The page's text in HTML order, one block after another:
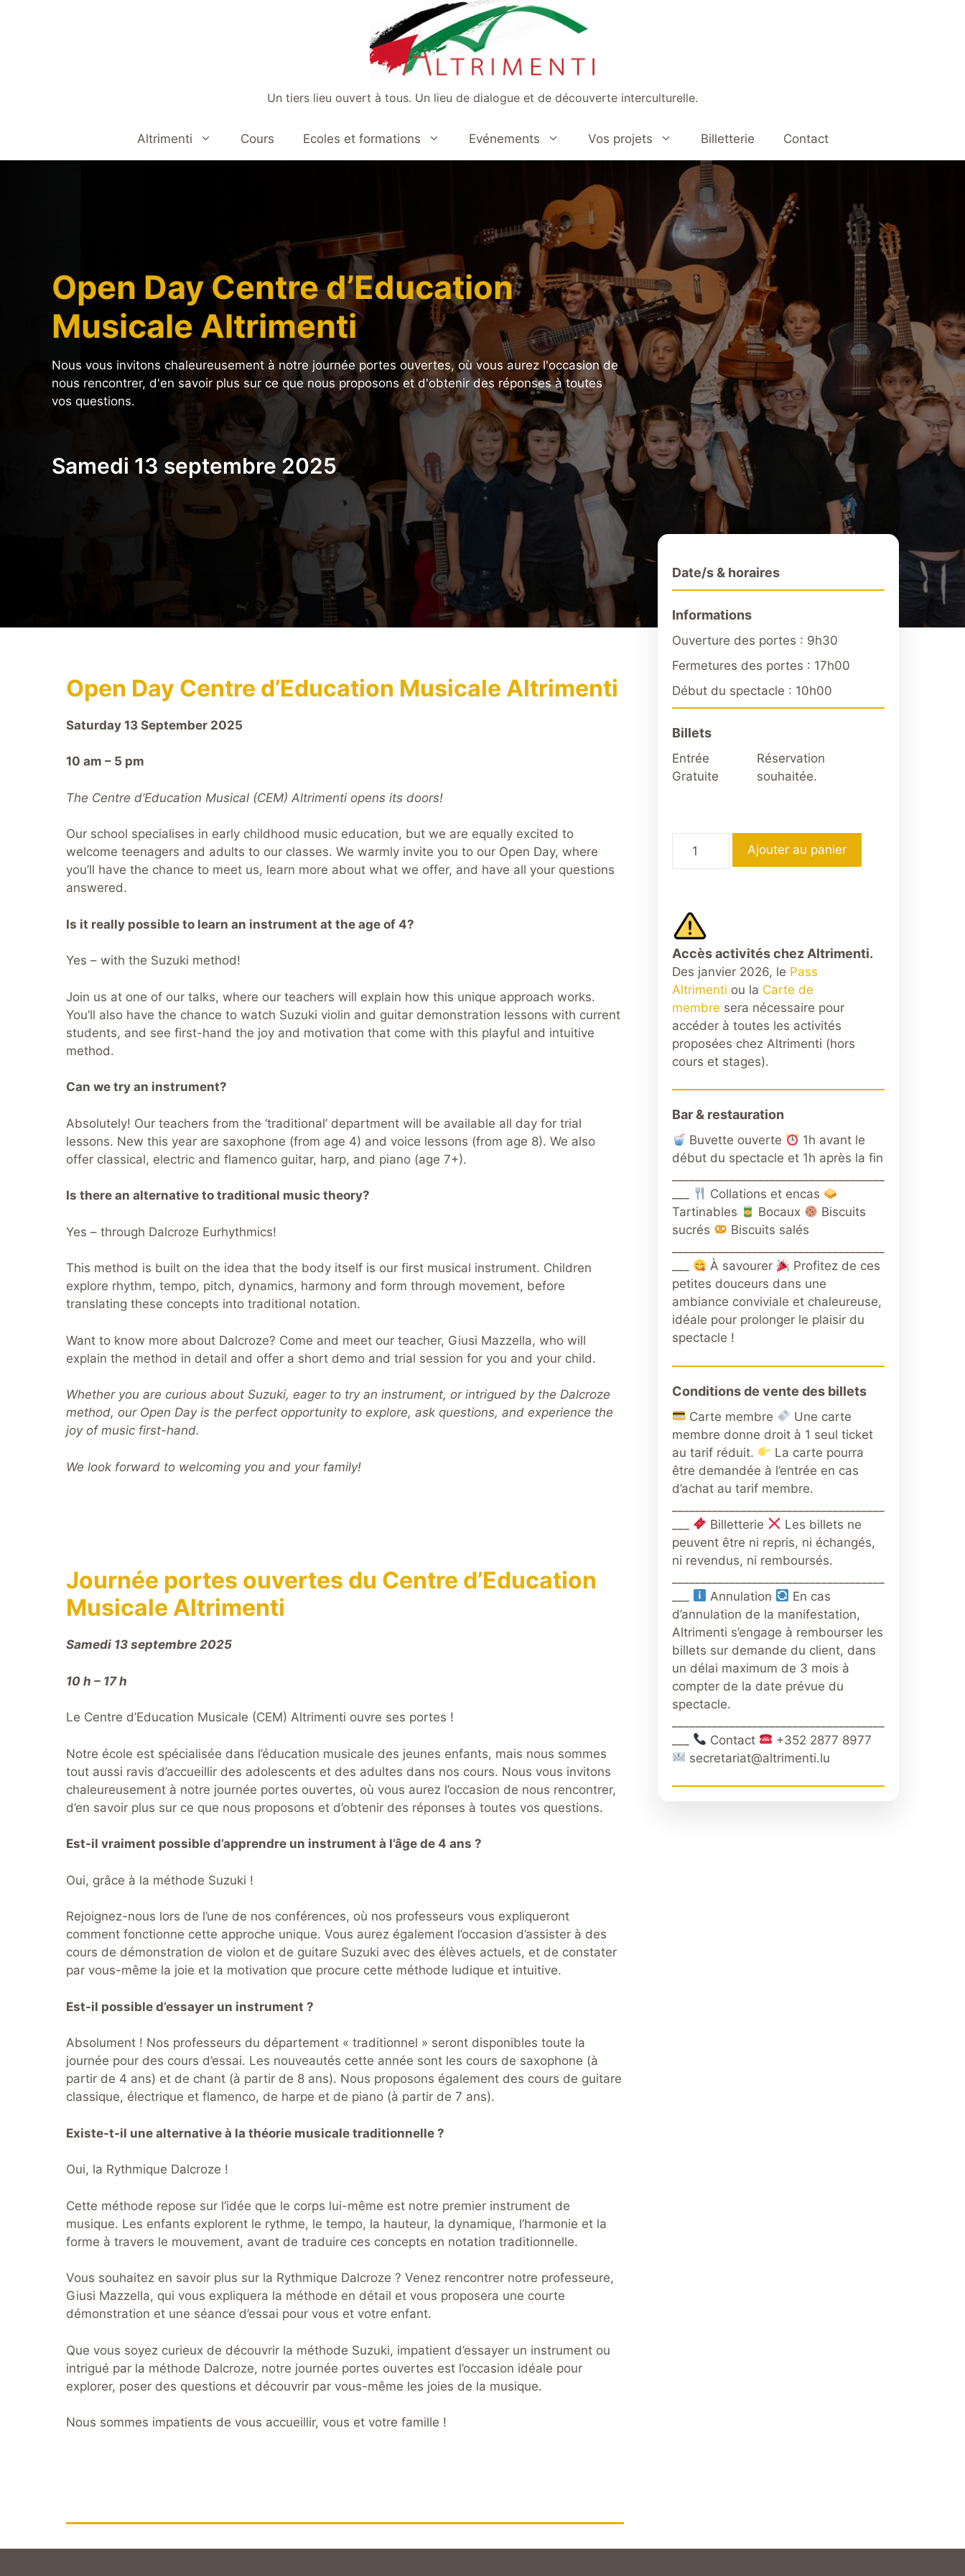
Un tiers lieu ouvert à tous. Un lieu de dialogue et de découverte interculturelle.
Altrimenti Cours Ecoles et formations Evénements Vos projets Billetterie Contact
Open Day Centre d’Education
Musicale Altrimenti
Nous vous invitons chaleureusement à notre journée portes ouvertes, où vous aurez l'occasion de
nous rencontrer, d'en savoir plus sur ce que nous proposons et d'obtenir des réponses à toutes
vos questions.
Samedi 13 septembre 2025
Open Day Centre d’Education Musicale Altrimenti
Saturday 13 September 2025
10 am – 5 pm
The Centre d’Education Musical (CEM) Altrimenti opens its doors!
Our school specialises in early childhood music education, but we are equally excited to
welcome teenagers and adults to our classes. We warmly invite you to our Open Day, where
you’ll have the chance to meet us, learn more about what we offer, and have all your questions
answered.
Is it really possible to learn an instrument at the age of 4?
Yes – with the Suzuki method!
Join us at one of our talks, where our teachers will explain how this unique approach works.
You’ll also have the chance to watch Suzuki violin and guitar demonstration lessons with current
students, and see first-hand the joy and motivation that come with this playful and intuitive
method.
Can we try an instrument?
Absolutely! Our teachers from the ‘traditional’ department will be available all day for trial
lessons. New this year are saxophone (from age 4) and voice lessons (from age 8). We also
offer classical, electric and flamenco guitar, harp, and piano (age 7+).
Is there an alternative to traditional music theory?
Yes – through Dalcroze Eurhythmics!
This method is built on the idea that the body itself is our first musical instrument. Children
explore rhythm, tempo, pitch, dynamics, harmony and form through movement, before
translating these concepts into traditional notation.
Want to know more about Dalcroze? Come and meet our teacher, Giusi Mazzella, who will
explain the method in detail and offer a short demo and trial session for you and your child.
Whether you are curious about Suzuki, eager to try an instrument, or intrigued by the Dalcroze
method, our Open Day is the perfect opportunity to explore, ask questions, and experience the
joy of music first-hand.
We look forward to welcoming you and your family!
Journée portes ouvertes du Centre d’Education
Musicale Altrimenti
Samedi 13 septembre 2025
10 h – 17 h
Le Centre d’Education Musicale (CEM) Altrimenti ouvre ses portes !
Notre école est spécialisée dans l’éducation musicale des jeunes enfants, mais nous sommes
tout aussi ravis d’accueillir des adolescents et des adultes dans nos cours. Nous vous invitons
chaleureusement à notre journée portes ouvertes, où vous aurez l’occasion de nous rencontrer,
d’en savoir plus sur ce que nous proposons et d’obtenir des réponses à toutes vos questions.
Est-il vraiment possible d’apprendre un instrument à l’âge de 4 ans ?
Oui, grâce à la méthode Suzuki !
Rejoignez-nous lors de l’une de nos conférences, où nos professeurs vous expliqueront
comment fonctionne cette approche unique. Vous aurez également l’occasion d’assister à des
cours de démonstration de violon et de guitare Suzuki avec des élèves actuels, et de constater
par vous-même la joie et la motivation que procure cette méthode ludique et intuitive.
Est-il possible d’essayer un instrument ?
Absolument ! Nos professeurs du département « traditionnel » seront disponibles toute la
journée pour des cours d’essai. Les nouveautés cette année sont les cours de saxophone (à
partir de 4 ans) et de chant (à partir de 8 ans). Nous proposons également des cours de guitare
classique, électrique et flamenco, de harpe et de piano (à partir de 7 ans).
Existe-t-il une alternative à la théorie musicale traditionnelle ?
Oui, la Rythmique Dalcroze !
Cette méthode repose sur l’idée que le corps lui-même est notre premier instrument de
musique. Les enfants explorent le rythme, le tempo, la hauteur, la dynamique, l’harmonie et la
forme à travers le mouvement, avant de traduire ces concepts en notation traditionnelle.
Vous souhaitez en savoir plus sur la Rythmique Dalcroze ? Venez rencontrer notre professeure,
Giusi Mazzella, qui vous expliquera la méthode en détail et vous proposera une courte
démonstration et une séance d’essai pour vous et votre enfant.
Que vous soyez curieux de découvrir la méthode Suzuki, impatient d’essayer un instrument ou
intrigué par la méthode Dalcroze, notre journée portes ouvertes est l’occasion idéale pour
explorer, poser des questions et découvrir par vous-même les joies de la musique.
Nous sommes impatients de vous accueillir, vous et votre famille !
Date/s & horaires
Informations
Ouverture des portes : 9h30
Fermetures des portes : 17h00
Début du spectacle : 10h00
Billets
Entrée
Gratuite
Réservation
souhaitée.
Centre
d’Education
Musicale
Altrimenti
Ajouter au panier
Accès activités chez Altrimenti.
Des janvier 2026, le Pass
Altrimenti ou la Carte de
membre sera nécessaire pour
accéder à toutes les activités
proposées chez Altrimenti (hors
cours et stages).
Bar & restauration
Buvette ouverte
1h avant le
début du spectacle et 1h après la fin
Collations et encas
Tartinables
Bocaux
Biscuits
sucrés
Biscuits salés
À savourer
Profitez de ces
petites douceurs dans une
ambiance conviviale et chaleureuse,
idéale pour prolonger le plaisir du
spectacle !
Conditions de vente des billets
Carte membre
Une carte
membre donne droit à 1 seul ticket
au tarif réduit.
La carte pourra
être demandée à l’entrée en cas
d’achat au tarif membre.
Billetterie
Les billets ne
peuvent être ni repris, ni échangés,
ni revendus, ni remboursés.
Annulation
En cas
d’annulation de la manifestation,
Altrimenti s’engage à rembourser les
billets sur demande du client, dans
un délai maximum de 3 mois à
compter de la date prévue du
spectacle.
Contact
+352 2877 8977
secretariat@altrimenti.lu